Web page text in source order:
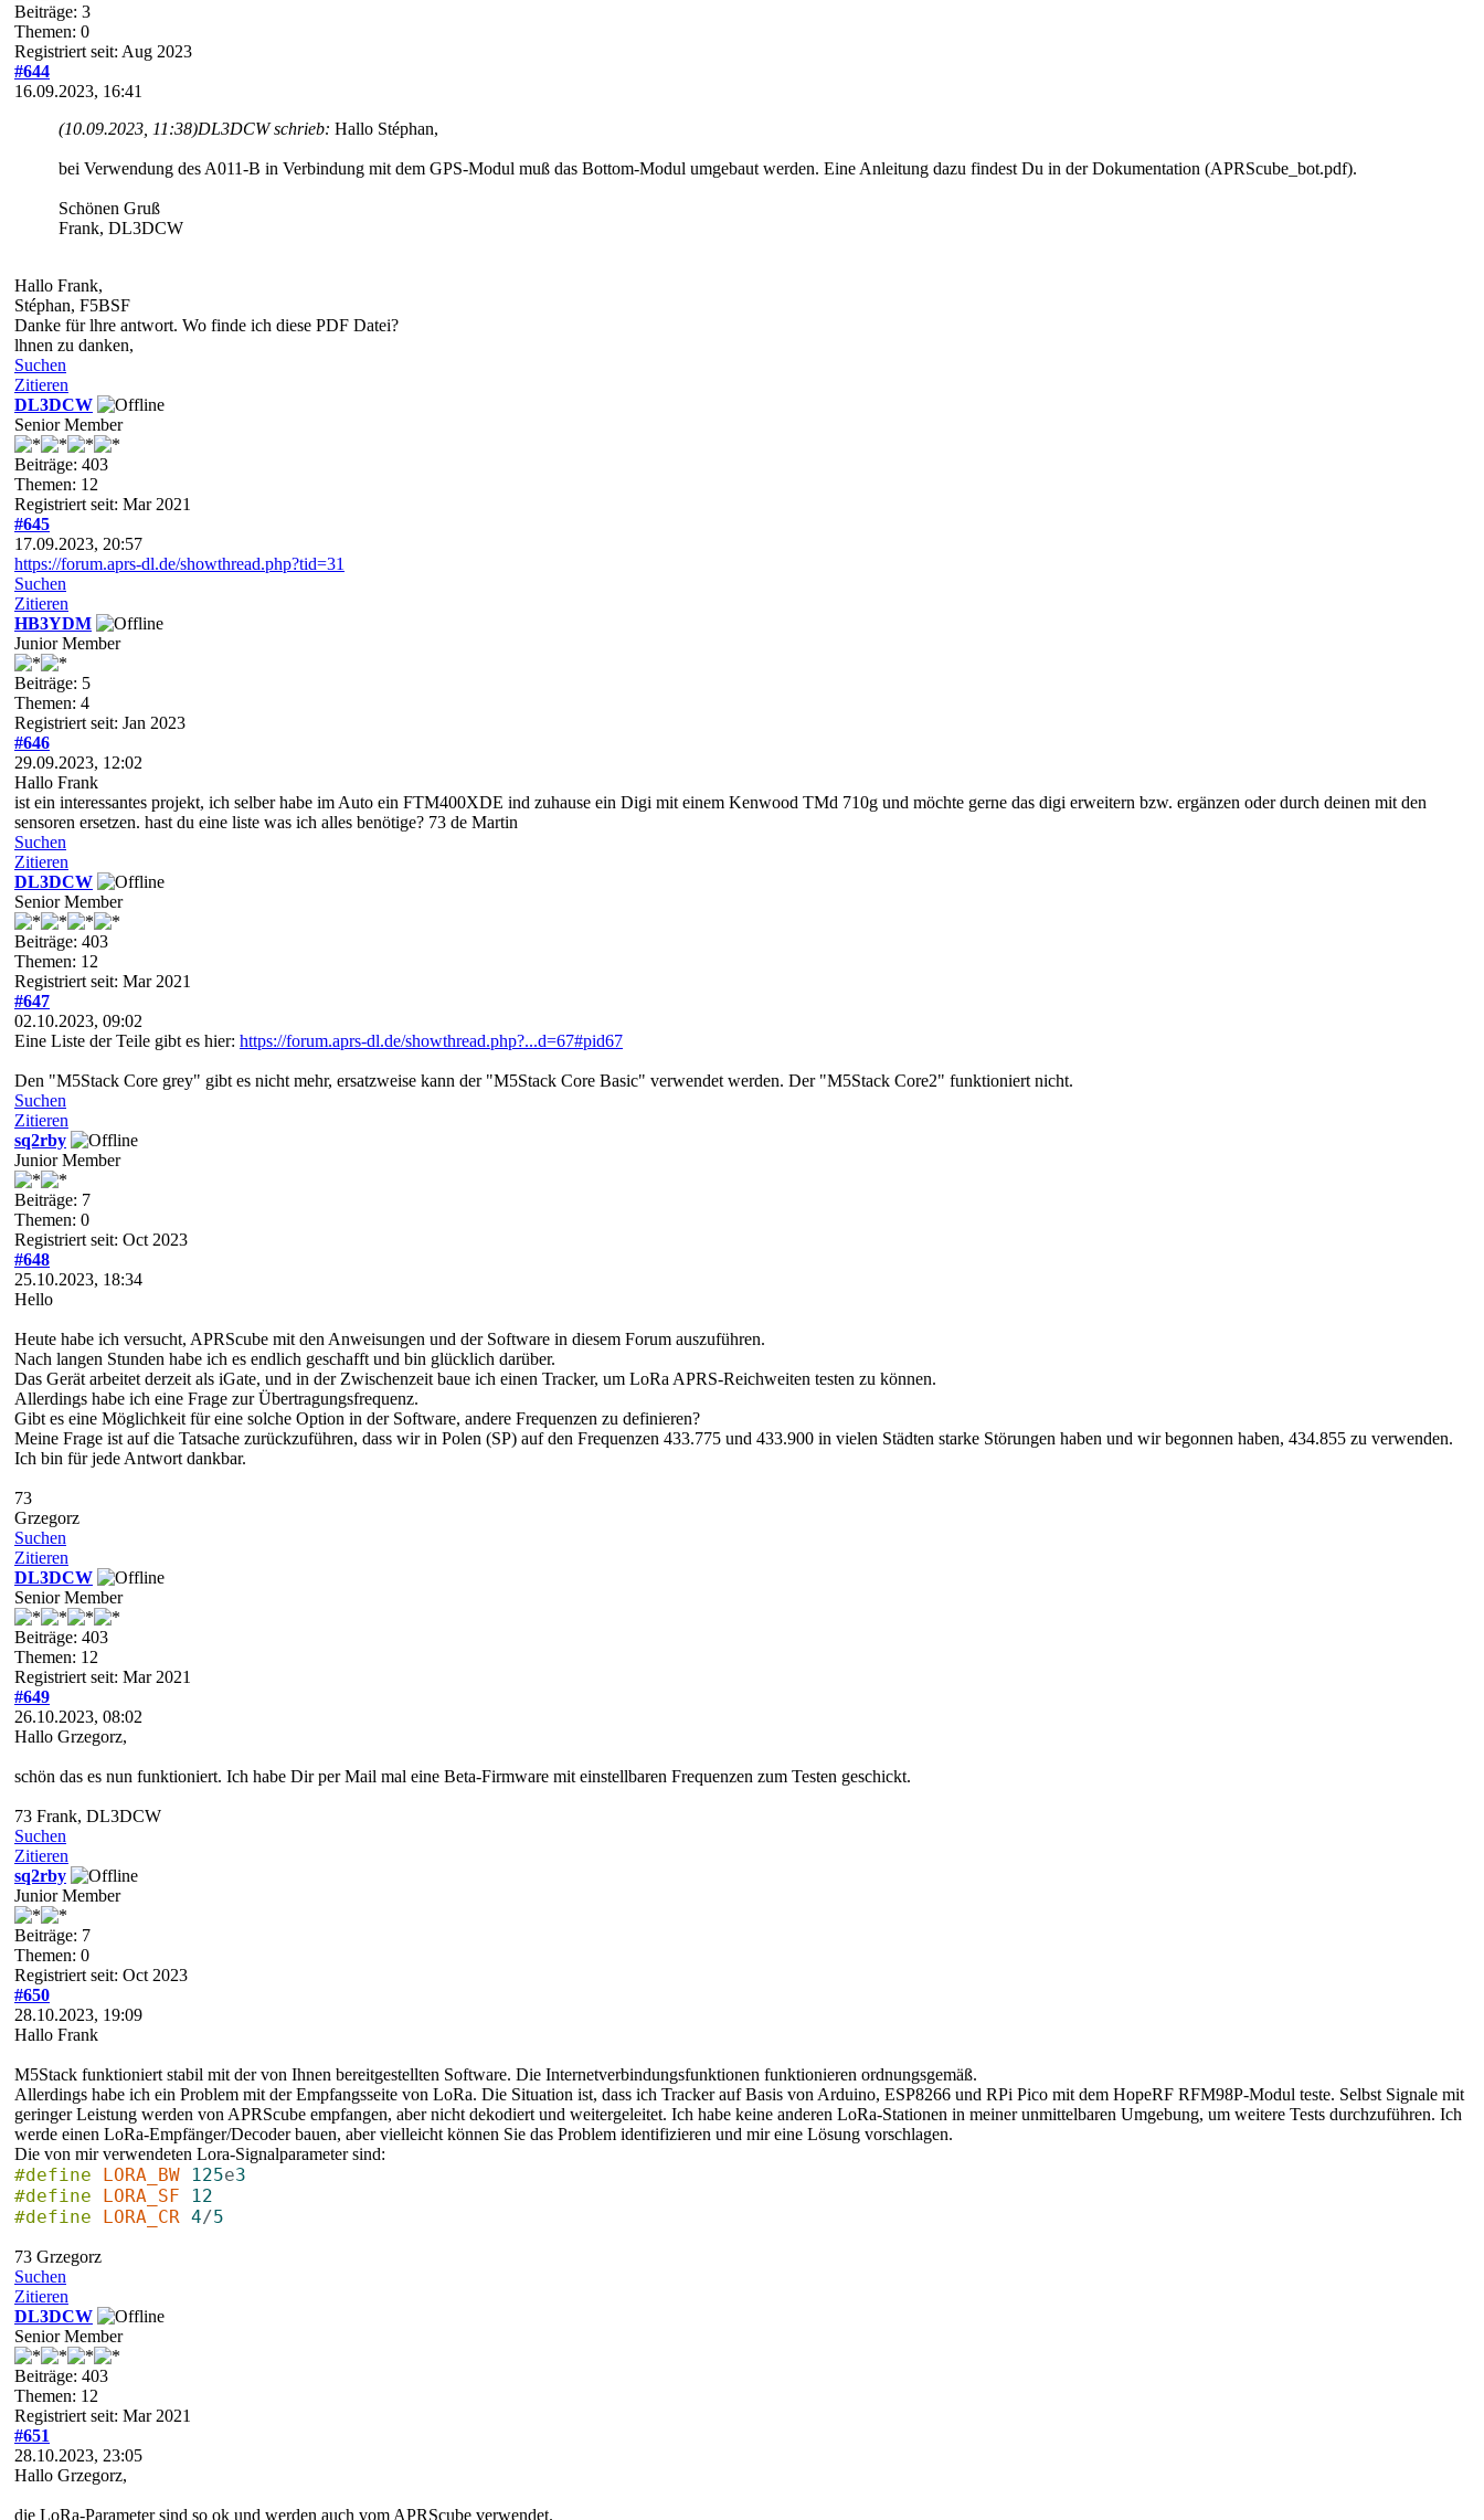
Beiträge: 3
Themen: 0
Registriert seit: Aug 2023
#644
16.09.2023, 16:41
(10.09.2023, 11:38)DL3DCW schrieb: Hallo Stéphan,
bei Verwendung des A011-B in Verbindung mit dem GPS-Modul muß das Bottom-Modul umgebaut werden. Eine Anleitung dazu findest Du in der Dokumentation (APRScube_bot.pdf).
Schönen Gruß
Frank, DL3DCW
Hallo Frank,
Stéphan, F5BSF
Danke für lhre antwort. Wo finde ich diese PDF Datei?
lhnen zu danken,
Suchen
Zitieren
DL3DCW
Senior Member
Beiträge: 403
Themen: 12
Registriert seit: Mar 2021
#645
17.09.2023, 20:57
https://forum.aprs-dl.de/showthread.php?tid=31
Suchen
Zitieren
HB3YDM
Junior Member
Beiträge: 5
Themen: 4
Registriert seit: Jan 2023
#646
29.09.2023, 12:02
Hallo Frank
ist ein interessantes projekt, ich selber habe im Auto ein FTM400XDE ind zuhause ein Digi mit einem Kenwood TMd 710g und möchte gerne das digi erweitern bzw. ergänzen oder durch deinen mit den
sensoren ersetzen. hast du eine liste was ich alles benötige? 73 de Martin
Suchen
Zitieren
DL3DCW
Senior Member
Beiträge: 403
Themen: 12
Registriert seit: Mar 2021
#647
02.10.2023, 09:02
Eine Liste der Teile gibt es hier: https://forum.aprs-dl.de/showthread.php?...d=67#pid67
Den "M5Stack Core grey" gibt es nicht mehr, ersatzweise kann der "M5Stack Core Basic" verwendet werden. Der "M5Stack Core2" funktioniert nicht.
Suchen
Zitieren
sq2rby
Junior Member
Beiträge: 7
Themen: 0
Registriert seit: Oct 2023
#648
25.10.2023, 18:34
Hello
Heute habe ich versucht, APRScube mit den Anweisungen und der Software in diesem Forum auszuführen.
Nach langen Stunden habe ich es endlich geschafft und bin glücklich darüber.
Das Gerät arbeitet derzeit als iGate, und in der Zwischenzeit baue ich einen Tracker, um LoRa APRS-Reichweiten testen zu können.
Allerdings habe ich eine Frage zur Übertragungsfrequenz.
Gibt es eine Möglichkeit für eine solche Option in der Software, andere Frequenzen zu definieren?
Meine Frage ist auf die Tatsache zurückzuführen, dass wir in Polen (SP) auf den Frequenzen 433.775 und 433.900 in vielen Städten starke Störungen haben und wir begonnen haben, 434.855 zu verwenden.
Ich bin für jede Antwort dankbar.
73
Grzegorz
Suchen
Zitieren
DL3DCW
Senior Member
Beiträge: 403
Themen: 12
Registriert seit: Mar 2021
#649
26.10.2023, 08:02
Hallo Grzegorz,
schön das es nun funktioniert. Ich habe Dir per Mail mal eine Beta-Firmware mit einstellbaren Frequenzen zum Testen geschickt.
73 Frank, DL3DCW
Suchen
Zitieren
sq2rby
Junior Member
Beiträge: 7
Themen: 0
Registriert seit: Oct 2023
#650
28.10.2023, 19:09
Hallo Frank
M5Stack funktioniert stabil mit der von Ihnen bereitgestellten Software. Die Internetverbindungsfunktionen funktionieren ordnungsgemäß.
Allerdings habe ich ein Problem mit der Empfangsseite von LoRa. Die Situation ist, dass ich Tracker auf Basis von Arduino, ESP8266 und RPi Pico mit dem HopeRF RFM98P-Modul teste. Selbst Signale mit
geringer Leistung werden von APRScube empfangen, aber nicht dekodiert und weitergeleitet. Ich habe keine anderen LoRa-Stationen in meiner unmittelbaren Umgebung, um weitere Tests durchzuführen. Ich
werde einen LoRa-Empfänger/Decoder bauen, aber vielleicht können Sie das Problem identifizieren und mir eine Lösung vorschlagen.
Die von mir verwendeten Lora-Signalparameter sind:
#define LORA_BW 125e3
#define
LORA_SF
12
#define
LORA_CR 4/5
73 Grzegorz
Suchen
Zitieren
DL3DCW
Senior Member
Beiträge: 403
Themen: 12
Registriert seit: Mar 2021
#651
28.10.2023, 23:05
Hallo Grzegorz,
die LoRa-Parameter sind so ok und werden auch vom APRScube verwendet.